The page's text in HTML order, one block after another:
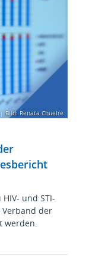
Bild: Renata Chueire
und STI-
der